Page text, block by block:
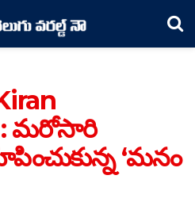
: మ‌రోసారి
‘మనం